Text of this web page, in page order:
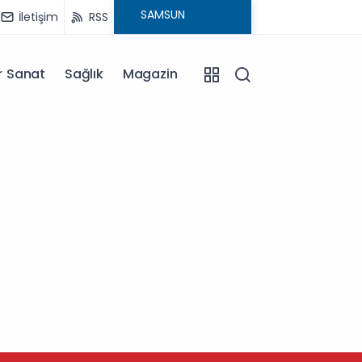
İletişim RSS
Sanat Sağlık Magazin